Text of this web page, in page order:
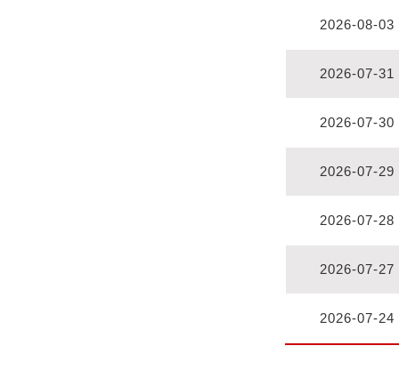
2026-08-03
2026-07-31
2026-07-30
2026-07-29
2026-07-28
2026-07-27
2026-07-24